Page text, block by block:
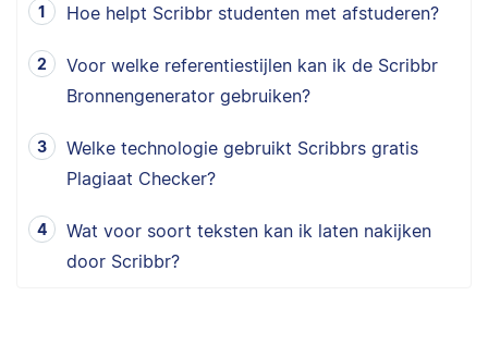
Hoe helpt Scribbr studenten met afstuderen?
Voor welke referentiestijlen kan ik de Scribbr
Bronnengenerator gebruiken?
Welke technologie gebruikt Scribbrs gratis
Plagiaat Checker?
Wat voor soort teksten kan ik laten nakijken
door Scribbr?